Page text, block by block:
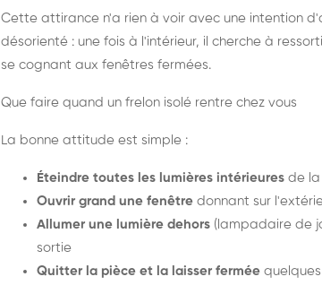
Cette attirance n'a rien à voir avec une intention
désorienté : une fois à l'intérieur, il cherche à
se cognant aux fenêtres fermées.
Que faire quand un frelon isolé rentre chez vous
La bonne attitude est simple :
Éteindre toutes les lumières intérieures de la
Ouvrir grand une fenêtre donnant sur
Allumer une lumière dehors (lampadaire de
sortie
Quitter la pièce et la laisser fermée